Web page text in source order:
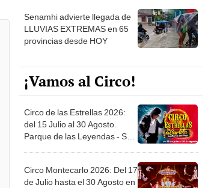
Senamhi advierte llegada de
LLUVIAS EXTREMAS en 65
provincias desde HOY
¡Vamos al Circo!
Circo de las Estrellas 2026:
del 15 Julio al 30 Agosto.
Parque de las Leyendas - San
Circo Montecarlo 2026: Del 17
de Julio hasta el 30 Agosto en